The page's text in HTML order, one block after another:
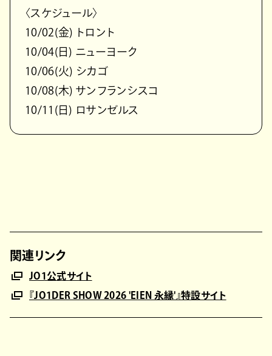
〈スケジュール〉
10/02(⾦) トロント
10/04(⽇) ニューヨーク
10/06(⽕) シカゴ
10/08(⽊) サンフランシスコ
10/11(⽇) ロサンゼルス
関連リンク
JO1公式サイト
『JO1DER SHOW 2026 'EIEN 永縁'』特設サイト